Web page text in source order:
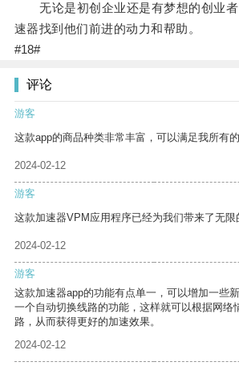
无论是初创企业还是有梦想的创业者
速器找到他们前进的动力和帮助。
#18#
评论
游客
这款app的商品种类非常丰富，可以满足我所有的
2024-02-12
游客
这款加速器VPM应用程序已经为我们带来了无限
2024-02-12
游客
这款加速器app的功能有点单一，可以增加一些
一个自动切换线路的功能，这样就可以根据网络
路，从而获得更好的加速效果。
2024-02-12